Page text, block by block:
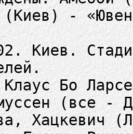
(Киев) -
Киев.
Бо
(все -
Хацкевич